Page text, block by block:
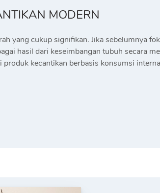
MODERN
yang cukup signifikan. Jika sebelumnya
hasil dari keseimbangan tubuh secara
kecantikan berbasis konsumsi